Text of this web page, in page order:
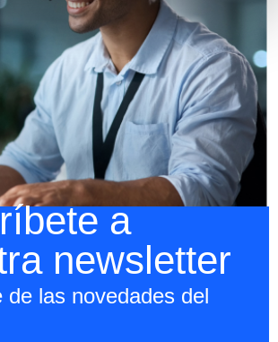
a
newsletter
de las novedades del